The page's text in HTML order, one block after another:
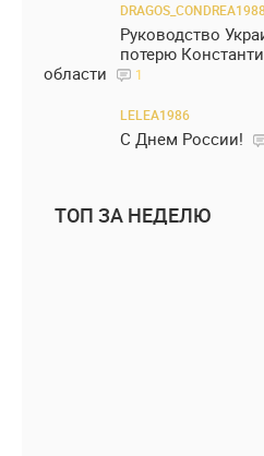
Руководство
потерю
области
1
LELEA1986
С Днем России!
ТОП ЗА НЕДЕЛЮ